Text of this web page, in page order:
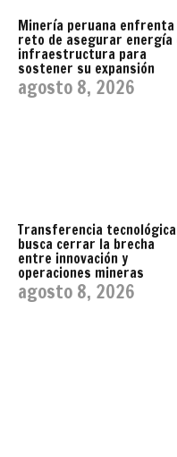
Minería peruana
reto de asegurar energía
infraestructura para
sostener su expansión
agosto 8, 2026
Transferencia tecnológica
busca cerrar la brecha
entre innovación y
operaciones mineras
agosto 8, 2026